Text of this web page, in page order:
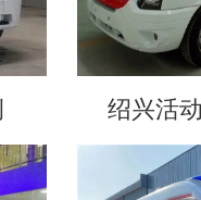
绍兴活